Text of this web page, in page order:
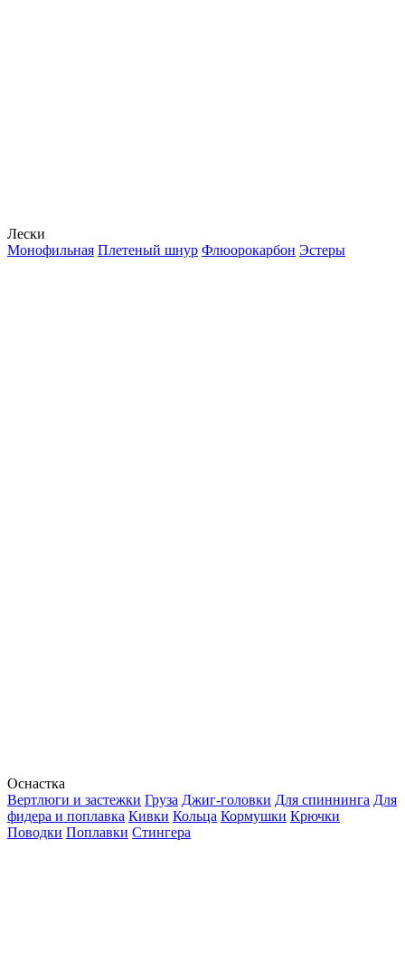
Лески
Монофильная Плетеный шнур Флюорокарбон Эстеры
Оснастка
Вертлюги и застежки Груза Джиг-головки Для спиннинга Для
фидера и поплавка Кивки Кольца Кормушки Крючки
Поводки Поплавки Стингера